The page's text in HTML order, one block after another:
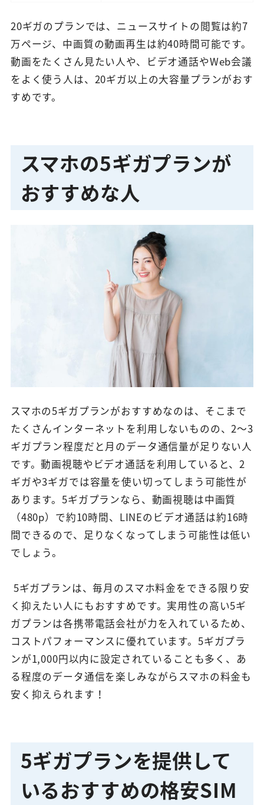
20ギガのプランでは、ニュースサイトの閲覧は約7
万ページ、中画質の動画再生は約40時間可能です。
動画をたくさん見たい人や、ビデオ通話やWeb会議
をよく使う人は、20ギガ以上の大容量プランがおす
すめです。
スマホの5ギガプランが
おすすめな人
スマホの5ギガプランがおすすめなのは、そこまで
たくさんインターネットを利用しないものの、2〜3
ギガプラン程度だと月のデータ通信量が足りない人
です。動画視聴やビデオ通話を利用していると、2
ギガや3ギガでは容量を使い切ってしまう可能性が
あります。5ギガプランなら、動画視聴は中画質
（480p）で約10時間、LINEのビデオ通話は約16時
間できるので、足りなくなってしまう可能性は低い
でしょう。
5ギガプランは、毎月のスマホ料金をできる限り安
く抑えたい人にもおすすめです。実用性の高い5ギ
ガプランは各携帯電話会社が力を入れているため、
コストパフォーマンスに優れています。5ギガプラ
ンが1,000円以内に設定されていることも多く、あ
る程度のデータ通信を楽しみながらスマホの料金も
安く抑えられます！
5ギガプランを提供して
いるおすすめの格安SIM